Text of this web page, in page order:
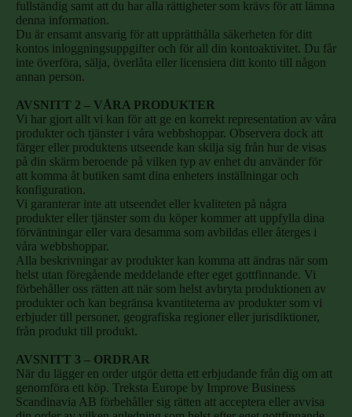
fullständig samt att du har alla rättigheter som krävs för att lämna
denna information.
Du är ensamt ansvarig för att upprätthålla säkerheten för ditt
kontos inloggningsuppgifter och för all din kontoaktivitet. Du får
inte överföra, sälja, överlåta eller licensiera ditt konto till någon
annan person.
AVSNITT 2 – VÅRA PRODUKTER
Vi har gjort allt vi kan för att ge en korrekt representation av våra
produkter och tjänster i våra webbshoppar. Observera dock att
färger eller produktens utseende kan skilja sig från hur de visas
på din skärm beroende på vilken typ av enhet du använder för
att komma åt butiken samt dina enheters inställningar och
konfiguration.
Vi garanterar inte att utseendet eller kvaliteten på några
produkter eller tjänster som du köper kommer att uppfylla dina
förväntningar eller vara desamma som avbildas eller återges i
våra webbshoppar.
Alla beskrivningar av produkter kan komma att ändras när som
helst utan föregående meddelande efter eget gottfinnande. Vi
förbehåller oss rätten att när som helst avbryta produktionen av
produkter och kan begränsa kvantiteterna av produkter som vi
erbjuder till personer, geografiska regioner eller jurisdiktioner,
från produkt till produkt.
AVSNITT 3 – ORDRAR
När du lägger en order utgör detta ett erbjudande från dig om att
genomföra ett köp. Treksta Europe by Improve Business
Scandinavia AB förbehåller sig rätten att acceptera eller avvisa